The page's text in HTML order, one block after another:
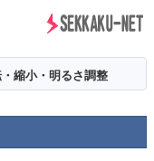
縮小・明るさ調整